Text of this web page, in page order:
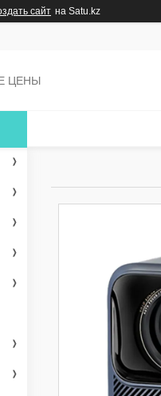
сайт на Satu.kz
ЦЕНЫ